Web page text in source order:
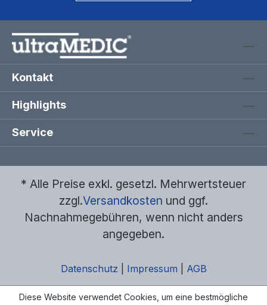
Kontakt
Highlights
Service
* Alle Preise exkl. gesetzl. Mehrwertsteuer
zzgl.Versandkosten und ggf.
Nachnahmegebühren, wenn nicht anders
angegeben.
Datenschutz Impressum AGB
Diese Website verwendet Cookies, um eine bestmögliche